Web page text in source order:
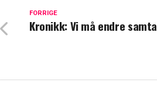
FORRIGE
Kronikk: Vi må endre